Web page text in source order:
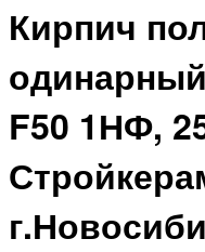
Кирпич
F50 1НФ,